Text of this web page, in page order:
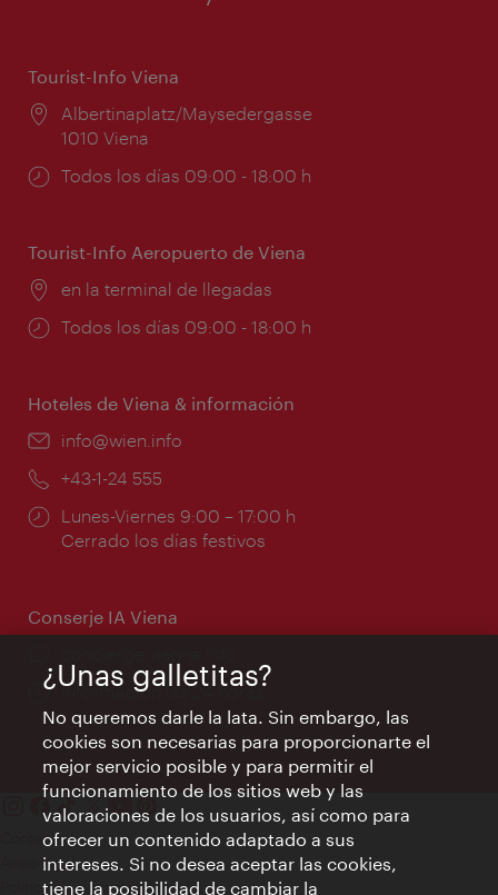
Tourist-Info Viena
Lugar:
Albertinaplatz/Maysedergasse
1010 Viena
Horarios
Todos los días 09:00 - 18:00 h
Tourist-Info Aeropuerto de Viena
Lugar:
en la terminal de llegadas
Horarios
Todos los días 09:00 - 18:00 h
Hoteles de Viena & información
e-
info@wien.info
Teléfono:
+43-1-24 555
Horarios
de
Lunes-Viernes 9:00 – 17:00 h
Cerrado los días festivos
Conserje IA Viena
Información las 24 horas
Contacto
Aviso legal
Política de privacidad de datos
¿Unas galletitas?
No queremos darle la lata. Sin embargo, las
cookies son necesarias para proporcionarte el
mejor servicio posible y para permitir el
funcionamiento de los sitios web y las
valoraciones de los usuarios, así como para
ofrecer un contenido adaptado a sus
intereses. Si no desea aceptar las cookies,
tiene la posibilidad de cambiar la